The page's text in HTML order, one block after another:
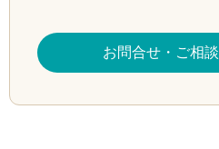
お問合せ・ご相談